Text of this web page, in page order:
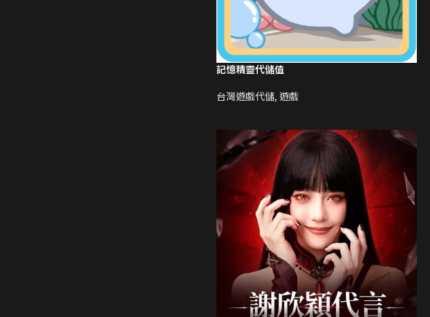
記憶精靈代儲值
台灣遊戲代儲, 遊戲